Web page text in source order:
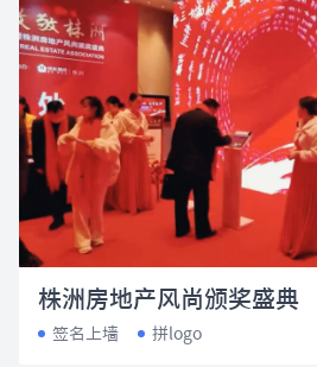
株洲房地产风尚颁奖盛典
签名上墙 拼logo